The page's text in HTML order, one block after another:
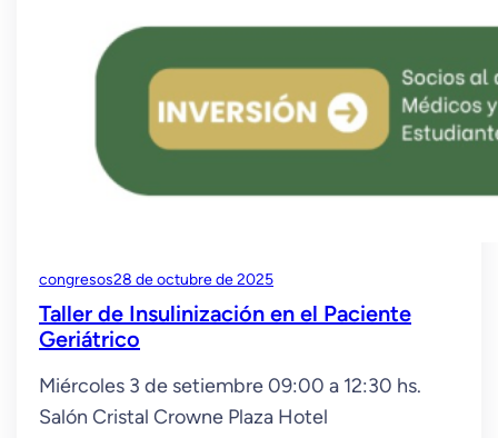
congresos28 de octubre de 2025
Taller de Insulinización en el Paciente
Geriátrico
Miércoles 3 de setiembre 09:00 a 12:30 hs.
Salón Cristal Crowne Plaza Hotel